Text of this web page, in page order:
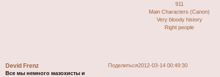
911
Main Characters (Canon)
Very bloody history
Right people
Поделиться2012-03-14 00:49:30
Devid Frenz
Все мы немного мазохисты и